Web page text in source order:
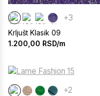
+3
Krljušt Klasik 09
1.200,00 RSD/m
+2